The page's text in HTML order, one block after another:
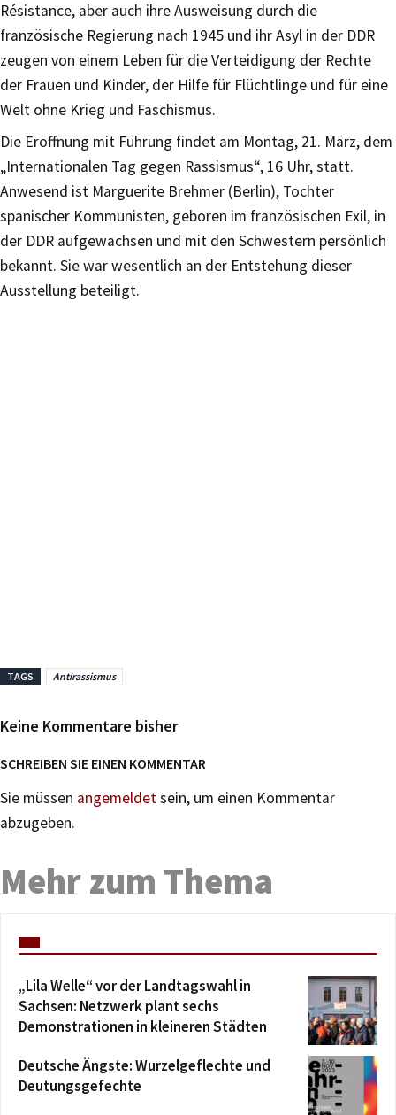
Résistance, aber auch ihre Ausweisung durch die
französische Regierung nach 1945 und ihr Asyl in der DDR
zeugen von einem Leben für die Verteidigung der Rechte
der Frauen und Kinder, der Hilfe für Flüchtlinge und für eine
Welt ohne Krieg und Faschismus.
Die Eröffnung mit Führung findet am Montag, 21. März, dem
„Internationalen Tag gegen Rassismus“, 16 Uhr, statt.
Anwesend ist Marguerite Brehmer (Berlin), Tochter
spanischer Kommunisten, geboren im französischen Exil, in
der DDR aufgewachsen und mit den Schwestern persönlich
bekannt. Sie war wesentlich an der Entstehung dieser
Ausstellung beteiligt.
TAGS Antirassismus
Keine Kommentare bisher
SCHREIBEN SIE EINEN KOMMENTAR
Sie müssen angemeldetsein, um einen Kommentar
abzugeben.
Mehr zum Thema
„Lila Welle“ vor der Landtagswahl in
Sachsen: Netzwerk plant sechs
Demonstrationen in kleineren Städten
Deutsche Ängste: Wurzelgeflechte und
Deutungsgefechte